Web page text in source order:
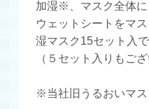
加湿※、マスク全体に
ウェットシートをマ
湿マスク15セット入で
（５セット入りもござ
※当社旧うるおいマ